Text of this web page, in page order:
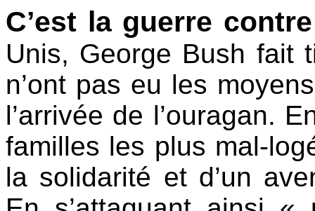
C’est la guerre
Unis, George Bush fait
n’ont pas eu les
l’arrivée de l’ouragan.
familles les plus mal-
la solidarité et d’un